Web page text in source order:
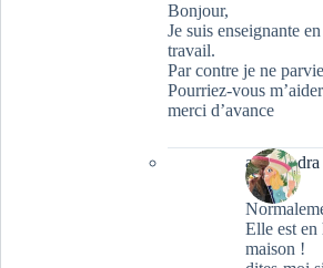
Bonjour,
Je suis enseignante
travail.
Par contre je ne
Pourriez-vous
merci d’avance
aleksandra
Elle est en
maison !